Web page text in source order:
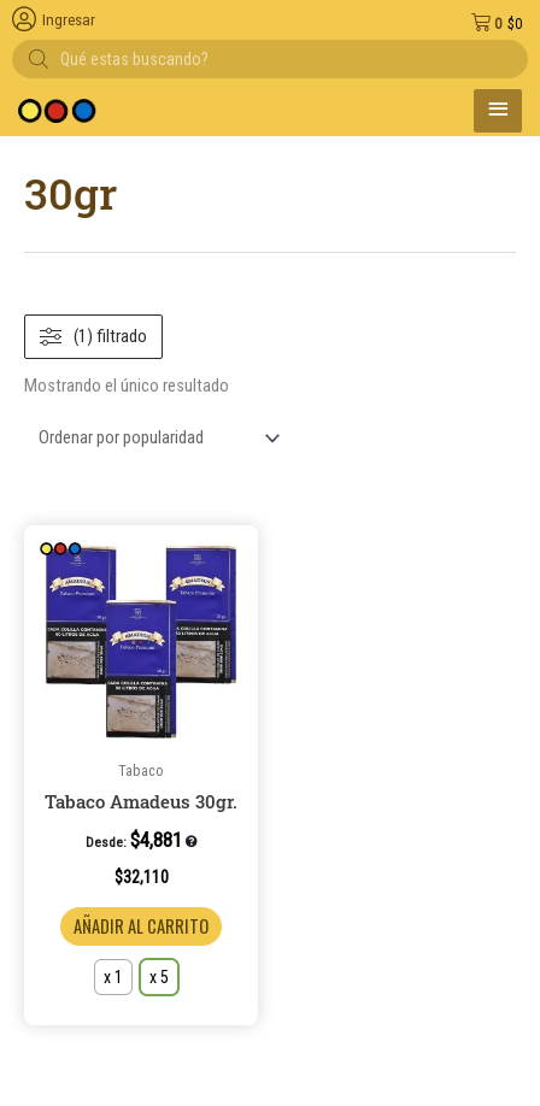
Búsqueda
de
productos
de pago
$0
0
Ingresar
MENÚ
30gr
(1) filtrado
Mostrando el único resultado
Tabaco
Tabaco Amadeus 30gr.
Desde: $4,881
$32,110
AÑADIR AL CARRITO
tiene
múltiples
variantes.
Las
elegir
de
x 1 x 5